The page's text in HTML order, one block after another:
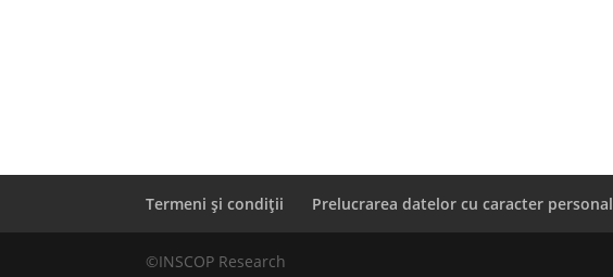
Termeni și condiții Prelucrarea datelor cu caracter personal
©INSCOP Research